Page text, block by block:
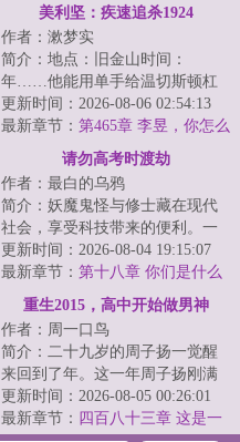
美利坚：疾速追杀1924
作者：漱梦实
简介：地点：旧金山时间：
年……他能用单手给温切斯顿杠
杆步枪上弹。他精通美利坚居
合。他的莫桑比克射击...
更新时间：2026-08-06 02:54:13
最新章节： 第465章 李昱，你怎么
又跟别的美女做搭档？休息一下
好不好？（二合一）
请勿高考时渡劫
作者：最白的乌鸦
简介：妖魔鬼怪与修士藏在现代
社会，享受科技带来的便利。一
千岁树妖冒充名贵古树，月月领
取政府补贴；八...
更新时间：2026-08-04 19:15:07
最新章节： 第十八章 你们是什么
人！（感谢孙鹤棠的盟主）
重生2015，高中开始做男神
作者：周一口鸟
简介：二十九岁的周子扬一觉醒
来回到了年。这一年周子扬刚满
十八岁，在县一中高三一班就
读。这一年的夏天...
更新时间：2026-08-05 00:26:01
最新章节： 四百八十三章 这是一